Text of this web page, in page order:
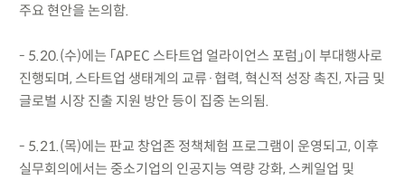
주요 현안을 논의함.
- 5.20.(수)에는 「APEC 스타트업 얼라이언스 포럼」이 부대행사로
진행되며, 스타트업 생태계의 교류·협력, 혁신적 성장 촉진, 자금 및
글로벌 시장 진출 지원 방안 등이 집중 논의됨.
- 5.21.(목)에는 판교 창업존 정책체험 프로그램이 운영되고, 이후
실무회의에서는 중소기업의 인공지능 역량 강화, 스케일업 및